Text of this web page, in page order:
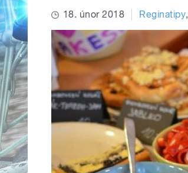
18. únor 2018 Reginatipy,